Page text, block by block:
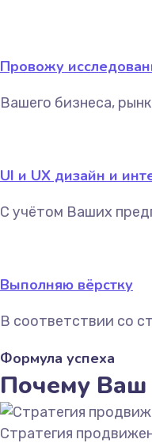
Провожу
Вашего бизнеса,
UI и UX дизайн и
С учётом Ваших
Выполняю вёрстку
В соответствии со
Формула успеха
Почему Ваш
Стратегия